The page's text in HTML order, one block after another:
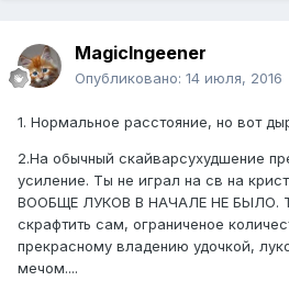
MagicIngeener
Опубликовано: 14 июля, 2016
1. Нормальное расстояние, но вот
2.На обычный скайварсухудшение
усиление. Ты не играл на св на
ВООБЩЕ ЛУКОВ В НАЧАЛЕ НЕ БЫЛО.
скрафтить сам, ограниченое
прекрасному владению удочкой,
мечом....